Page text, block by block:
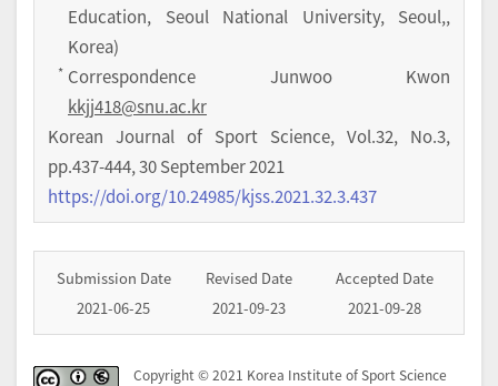
Education, Seoul National University, Seoul,,
Korea)
* Correspondence Junwoo Kwon
kkjj418@snu.ac.kr
Korean Journal of Sport Science, Vol.32, No.3,
pp.437-444,30 September 2021
https://doi.org/10.24985/kjss.2021.32.3.437
Submission Date
2021-06-25
Revised Date
2021-09-23
Accepted Date
2021-09-28
Copyright © 2021 Korea Institute of Sport Science